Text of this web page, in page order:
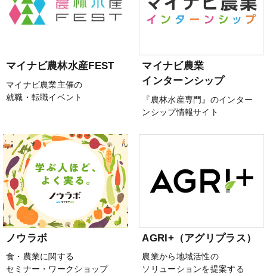
マイナビ農林水産FEST
マイナビ農業主催の
就職・転職イベント
マイナビ農業
インターンシップ
『農林水産専門』のインター
ンシップ情報サイト
ノウラボ
食・農業に関する
セミナー・ワークショップ
AGRI+（アグリプラス）
農業から地域活性の
ソリューションを提案する